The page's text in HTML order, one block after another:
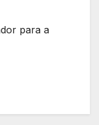
para a